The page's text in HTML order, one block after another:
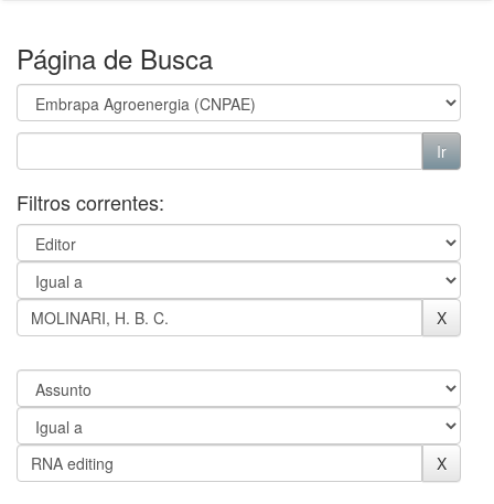
Página de Busca
Filtros correntes: